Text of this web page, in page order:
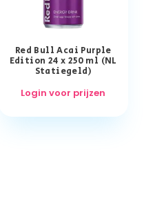
Red Bull Acai Purple
Edition 24 x 250 ml (NL
Statiegeld)
Login voor prijzen